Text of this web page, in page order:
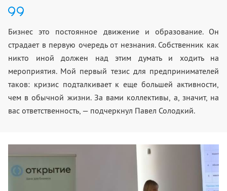
Бизнес это постоянное движение и образование. Он
страдает в первую очередь от незнания. Собственник как
никто иной должен над этим думать и ходить на
мероприятия. Мой первый тезис для предпринимателей
таков: кризис подталкивает к еще большей активности,
чем в обычной жизни. За вами коллективы, а, значит, на
вас ответственность, — подчеркнул Павел Солодкий.